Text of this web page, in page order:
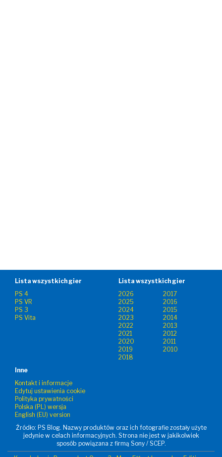
Lista wszystkich gier
PS 4
PS VR
PS 3
PS Vita
Lista wszystkich gier
2026
2017
2025
2016
2024
2015
2023
2014
2022
2013
2021
2012
2020
2011
2019
2010
2018
Inne
Kontakt i informacje
Edytuj ustawienia cookie
Polityka prywatności
Polska (PL) wersja
English (EU) version
Źródło: PS Blog. Nazwy produktów oraz ich fotografie zostały użyte
jedynie w celach informacyjnych. Strona nie jest w jakikolwiek
sposób powiązana z firmą Sony / SCEP.